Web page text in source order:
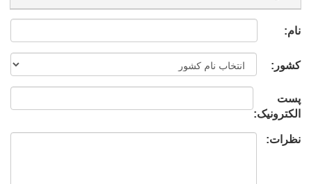
نام:
کشور:
پست
الکترونیک:
نظرات: